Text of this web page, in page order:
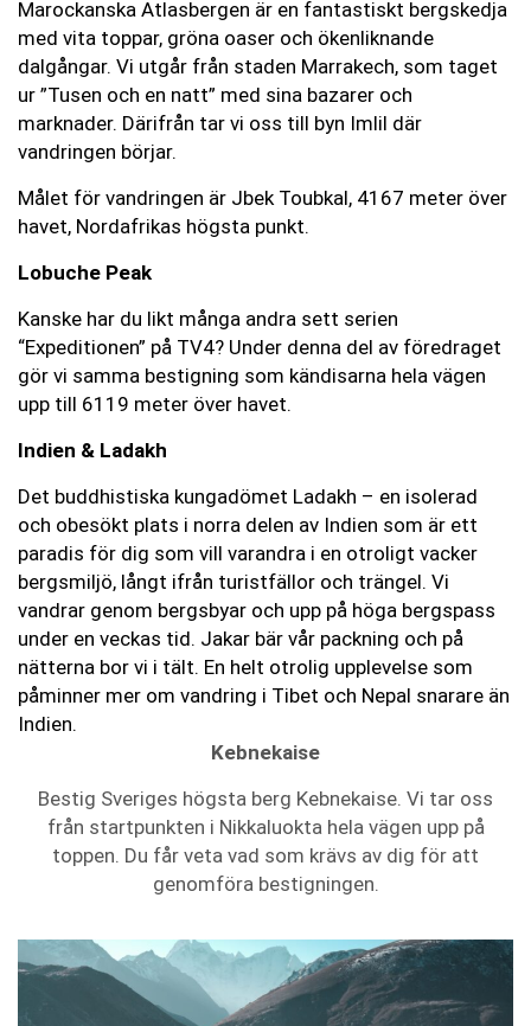
Marockanska Atlasbergen är en fantastiskt bergskedja
med vita toppar, gröna oaser och ökenliknande
dalgångar. Vi utgår från staden Marrakech, som taget
ur ”Tusen och en natt” med sina bazarer och
marknader. Därifrån tar vi oss till byn Imlil där
vandringen börjar.
Målet för vandringen är Jbek Toubkal, 4167 meter över
havet, Nordafrikas högsta punkt.
Lobuche Peak
Kanske har du likt många andra sett serien
“Expeditionen” på TV4? Under denna del av föredraget
gör vi samma bestigning som kändisarna hela vägen
upp till 6119 meter över havet.
Indien & Ladakh
Det buddhistiska kungadömet Ladakh – en isolerad
och obesökt plats i norra delen av Indien som är ett
paradis för dig som vill varandra i en otroligt vacker
bergsmiljö, långt ifrån turistfällor och trängel. Vi
vandrar genom bergsbyar och upp på höga bergspass
under en veckas tid. Jakar bär vår packning och på
nätterna bor vi i tält. En helt otrolig upplevelse som
påminner mer om vandring i Tibet och Nepal snarare än
Indien.
Kebnekaise
Bestig Sveriges högsta berg Kebnekaise. Vi tar oss
från startpunkten i Nikkaluokta hela vägen upp på
toppen. Du får veta vad som krävs av dig för att
genomföra bestigningen.